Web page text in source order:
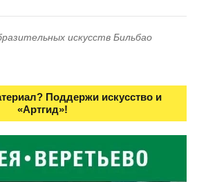
искусств Бильбао
Поддержи искусство и
«Артгид»!